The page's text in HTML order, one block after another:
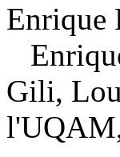
Enrique
Gili,